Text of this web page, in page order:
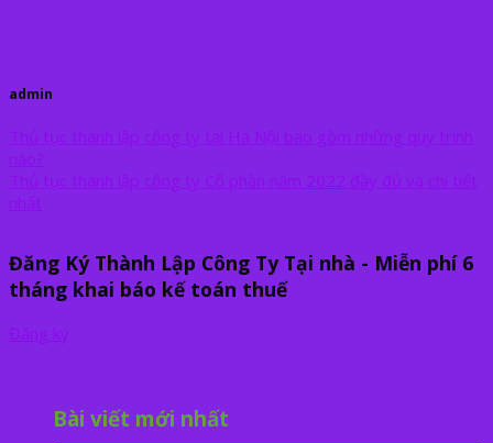
admin
Thủ tục thành lập công ty tại Hà Nội bao gồm những quy trình
nào?
Thủ tục thành lập công ty Cổ phần năm 2022 đầy đủ và chi tiết
nhất
Đăng Ký Thành Lập Công Ty Tại nhà - Miễn phí 6
tháng khai báo kế toán thuế
Đăng ký
Bài viết mới nhất